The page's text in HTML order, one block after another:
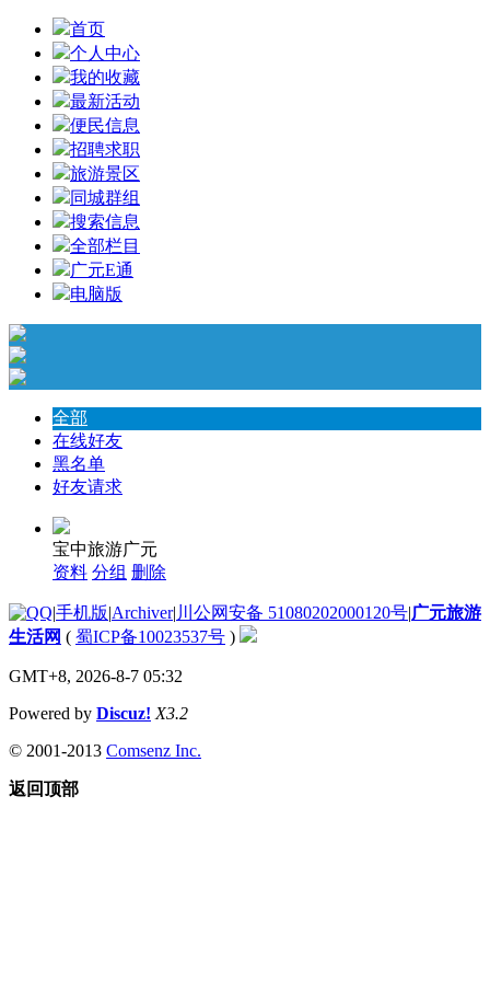
首页
个人中心
我的收藏
最新活动
便民信息
招聘求职
旅游景区
同城群组
搜索信息
全部栏目
广元E通
电脑版
全部
在线好友
黑名单
好友请求
宝中旅游广元
资料 分组 删除
|手机版|Archiver| 川公网安备 51080202000120号|广元旅游
生活网 ( 蜀ICP备10023537号 )
GMT+8, 2026-8-7 05:32
Powered by Discuz! X3.2
© 2001-2013 Comsenz Inc.
返回顶部